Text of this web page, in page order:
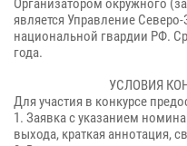
Организатором окружного
является Управление
национальной гвардии РФ.
года.
УСЛОВИЯ
Для участия в конкурсе
1. Заявка с указанием
выхода, краткая аннотация,